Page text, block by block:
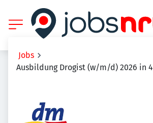
Jobs
Ausbildung Drogist (w/m/d) 2026 in